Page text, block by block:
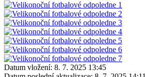
Datum vložení: 8. 7. 2025 13:45